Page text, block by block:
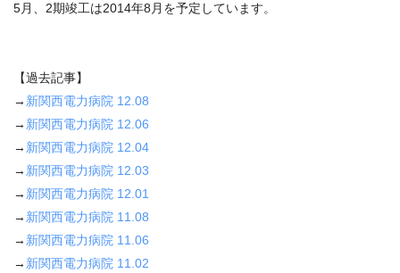
5月、2期竣工は2014年8月を予定しています。
【過去記事】
→ 新関西電力病院 12.08
→ 新関西電力病院 12.06
→ 新関西電力病院 12.04
→ 新関西電力病院 12.03
→ 新関西電力病院 12.01
→ 新関西電力病院 11.08
→ 新関西電力病院 11.06
→ 新関西電力病院 11.02